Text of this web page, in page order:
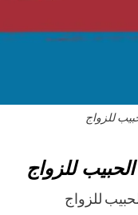
للزواج
للزواج
للزواج